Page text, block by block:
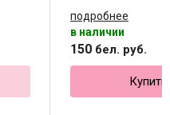
подробнее
в наличии
150 бел. руб.
Купить!